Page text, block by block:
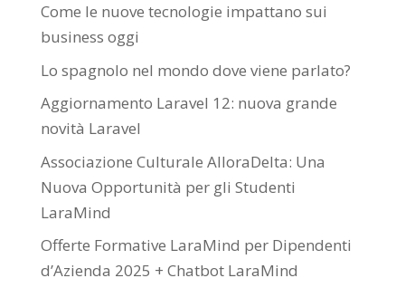
Come le nuove tecnologie impattano sui
business oggi
Lo spagnolo nel mondo dove viene parlato?
Aggiornamento Laravel 12: nuova grande
novità Laravel
Associazione Culturale AlloraDelta: Una
Nuova Opportunità per gli Studenti
LaraMind
Offerte Formative LaraMind per Dipendenti
d’Azienda 2025 + Chatbot LaraMind